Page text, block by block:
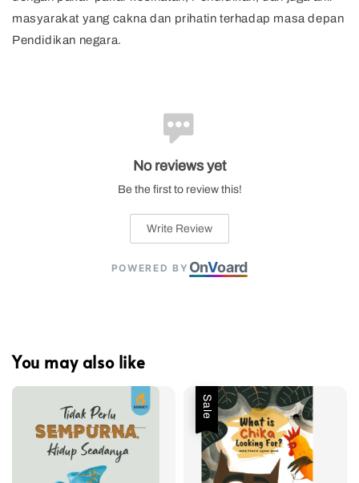
masyarakat yang cakna dan prihatin terhadap masa depan
Pendidikan negara.
No reviews yet
Be the first to review this!
Write Review
POWERED BY OnVoard
You may also like
Sale